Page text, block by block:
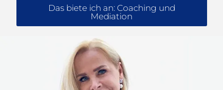
Das biete ich an: Coaching und
Mediation